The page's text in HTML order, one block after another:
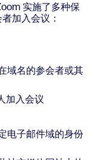
实施了多种保
加入会议：
域名的参会者或其
加入会议
电子邮件域的身份